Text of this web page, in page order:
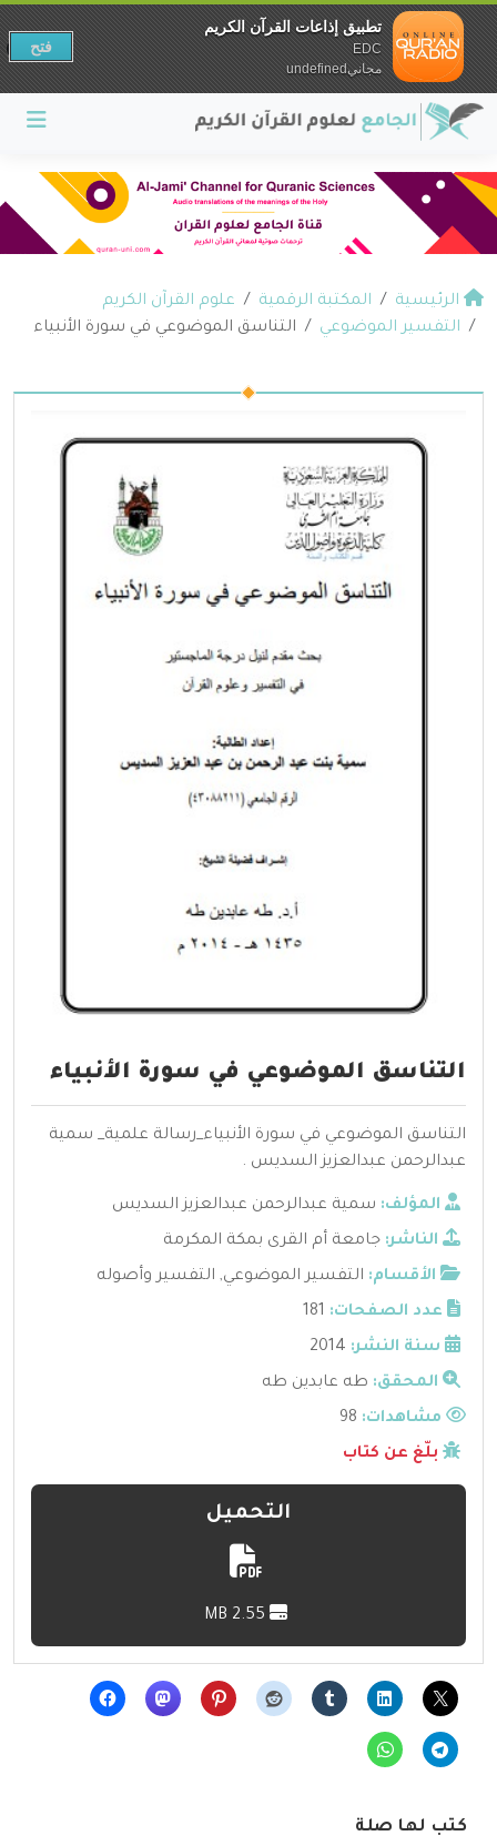
الرئيسية المكتبة الرقمية
علوم القرآن الكريم
التفسير الموضوعي
التناسق الموضوعي في سورة الأنبياء
التناسق الموضوعي في سورة الأنبياء
التناسق الموضوعي في سورة الأنبياء_رسالة علمية_ سمية
عبدالرحمن عبدالعزيز السديس .
المؤلف: سمية عبدالرحمن عبدالعزيز السديس
الناشر: جامعة أم القرى بمكة المكرمة
الأقسام: التفسير الموضوعي, التفسير وأصوله
عدد الصفحات: 181
سنة النشر: 2014
المحقق: طه عابدين طه
مشاهدات:
بلّغ عن كتاب
التحميل
كتب لها صلة
تطبيق إذاعات القرآن الكريم
EDC
مجانيundefined
فتح